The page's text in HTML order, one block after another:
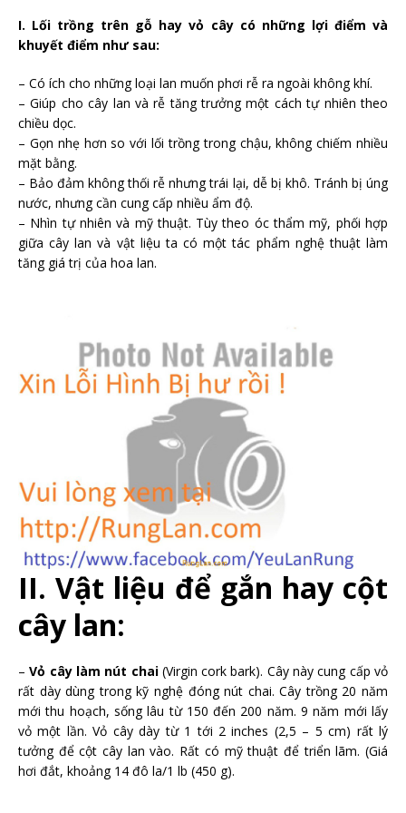
I. Lối trồng trên gỗ hay vỏ cây có những lợi điểm và
khuyết điểm như sau:
– Có ích cho những loại lan muốn phơi rễ ra ngoài không khí.
– Giúp cho cây lan và rễ tăng trưởng một cách tự nhiên theo
chiều dọc.
– Gọn nhẹ hơn so với lối trồng trong chậu, không chiếm nhiều
mặt bằng.
– Bảo đảm không thối rễ nhưng trái lại, dễ bị khô. Tránh bị úng
nước, nhưng cần cung cấp nhiều ẩm độ.
– Nhìn tự nhiên và mỹ thuật. Tùy theo óc thẩm mỹ, phối hợp
giữa cây lan và vật liệu ta có một tác phẩm nghệ thuật làm
tăng giá trị của hoa lan.
II. Vật liệu để gắn hay cột
cây lan:
–Vỏ cây làm nút chai(Virgin cork bark). Cây này cung cấp vỏ
rất dày dùng trong kỹ nghệ đóng nút chai. Cây trồng 20 năm
mới thu hoạch, sống lâu từ 150 đến 200 năm. 9 năm mới lấy
vỏ một lần. Vỏ cây dày từ 1 tới 2 inches (2,5 – 5 cm) rất lý
tưởng để cột cây lan vào. Rất có mỹ thuật để triển lãm. (Giá
hơi đắt, khoảng 14 đô la/1 lb (450 g).